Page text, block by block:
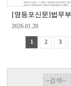
2026.01.20
1 2 3